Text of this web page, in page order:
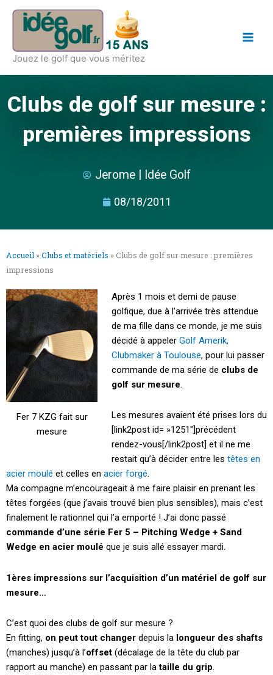
Aller
contenu
Jouez le golf que vous méritez
Clubs de golf sur mesure :
premières impressions
Jerome | Idée Golf
08/18/2011
Accueil »Clubs et matériels » Clubs de golf sur mesure : premières
impressions
Fer 7 KZG fait sur
mesure
Après 1 mois et demi de pause
golfique, due à l’arrivée très attendue
de ma fille dans ce monde, je me suis
décidé à appeler Golf Amerik,
Clubmaker à Toulouse, pour lui passer
commande de ma série de clubs de
golf sur mesure.
Les mesures avaient été prises lors du
[link2post id= »1251″]précédent
rendez-vous[/link2post] et il ne me
restait qu’à décider entre les têtes en
acier moulé et celles en acier forgé.
Ma compagne m’encourageait à me faire plaisir en prenant les
têtes forgées (que j’avais trouvé bien plus sensibles), mais c’est
finalement le rationnel qui l’a emporté ! J’ai donc passé
commande d’une série Fer 5 – Pitching Wedge + Sand
Wedge en acier moulé que je suis allé essayer mardi.
1ères impressions sur l’acquisition d’un matériel de golf sur
mesure…
C’est quoi des clubs de golf sur mesure ?
En fitting, on peut tout changer depuis la longueur des shafts
(manches) jusqu’à l’offset (décalage de la tête du club par
rapport au manche) en passant par lataille du grip.